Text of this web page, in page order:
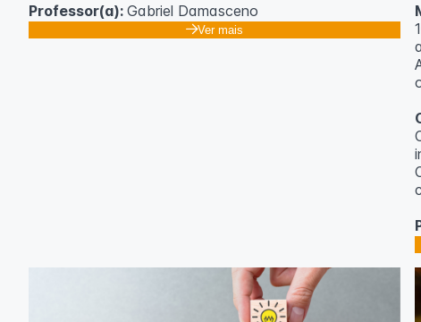
Professor(a): Gabriel Damasceno
Ver mais